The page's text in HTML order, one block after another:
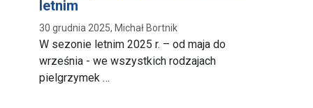
letnim
30 grudnia 2025, Michał Bortnik
W sezonie letnim 2025 r. – od maja do
września - we wszystkich rodzajach
pielgrzymek …